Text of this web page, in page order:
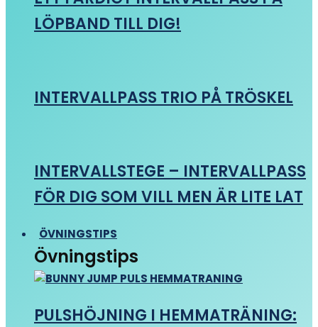
LÖPBAND TILL DIG!
INTERVALLPASS TRIO PÅ TRÖSKEL
INTERVALLSTEGE – INTERVALLPASS
FÖR DIG SOM VILL MEN ÄR LITE LAT
ÖVNINGSTIPS
Övningstips
PULSHÖJNING I HEMMATRÄNING: